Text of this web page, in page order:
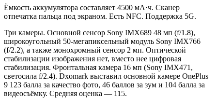
Ёмкость аккумулятора составляет 4500 мА⋅ч. Сканер
отпечатка пальца под экраном. Есть NFC. Поддержка 5G.
Три камеры. Основной сенсор Sony IMX689 48 мп (f/1.8),
широкоугольный 50-мегапиксельный модуль Sony IMX766
(f/2.2), а также монохромный сенсор 2 мп. Оптической
стабилизации изображения нет, вместо нее цифровая
стабилизация. Фронтальная камера 16 мп (Sony IMX471,
светосила f/2.4). Dxomark выставил основной камере OnePlus
9 123 балла за качество фото, 46 баллов за зум и 104 балла за
видеосъёмку. Средняя оценка — 115.